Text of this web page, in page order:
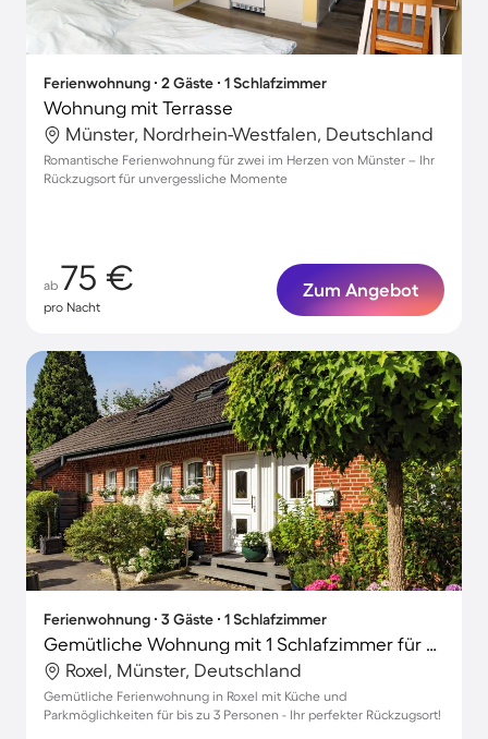
Ferienwohnung ∙ 2 Gäste ∙ 1 Schlafzimmer
Wohnung mit Terrasse
Münster, Nordrhein-Westfalen, Deutschland
Romantische Ferienwohnung für zwei im Herzen von Münster – Ihr
Rückzugsort für unvergessliche Momente
ab 75 €
pro Nacht
Zum Angebot
Ferienwohnung ∙ 3 Gäste ∙ 1 Schlafzimmer
Gemütliche Wohnung mit 1 Schlafzimmer für 3 Personen
Roxel, Münster, Deutschland
Gemütliche Ferienwohnung in Roxel mit Küche und
Parkmöglichkeiten für bis zu 3 Personen - Ihr perfekter Rückzugsort!